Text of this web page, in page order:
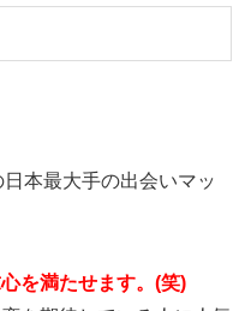
本最大手の出会いマッ
を満たせます。(笑)